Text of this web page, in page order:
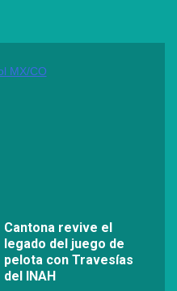
Cantona revive el
legado del juego de
pelota con Travesías
del INAH